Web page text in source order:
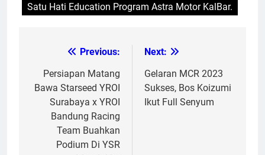
Satu Hati Education Program Astra Motor KalBar.
navigation
Previous:
Persiapan Matang
Bawa Starseed YROI
Surabaya x YROI
Bandung Racing
Team Buahkan
Podium Di YSR
Next:
Gelaran MCR 2023
Sukses, Bos Koizumi
Ikut Full Senyum